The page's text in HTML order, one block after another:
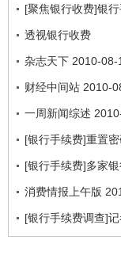
[聚焦银行收费]银
透视银行收费
杂志天下 2010-08-
财经中间站 2010-
一周新闻综述
[银行手续费]重置
[银行手续费]多家
消费情报上午版
[银行手续费调查]